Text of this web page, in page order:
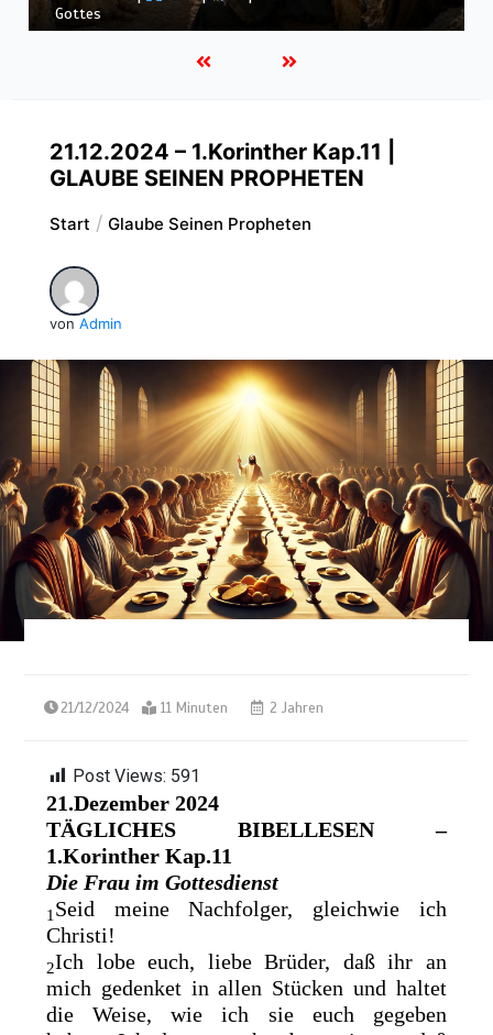
Wege
21.12.2024 – 1.Korinther Kap.11 |
GLAUBE SEINEN PROPHETEN
Start Glaube Seinen Propheten
von Admin
21/12/2024 11 Minuten 2 Jahren
Post Views: 591
21.Dezember 2024
TÄGLICHES BIBELLESEN –
1.Korinther Kap.11
Die Frau im Gottesdienst
1 Seid meine Nachfolger, gleichwie ich
Christi!
2Ich lobe euch, liebe Brüder, daß ihr an
mich gedenket in allen Stücken und haltet
die Weise, wie ich sie euch gegeben